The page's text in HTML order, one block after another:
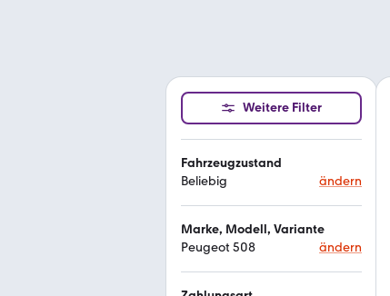
Weitere Filter
Fahrzeugzustand
Beliebig
ändern
Marke, Modell, Variante
Peugeot 508
ändern